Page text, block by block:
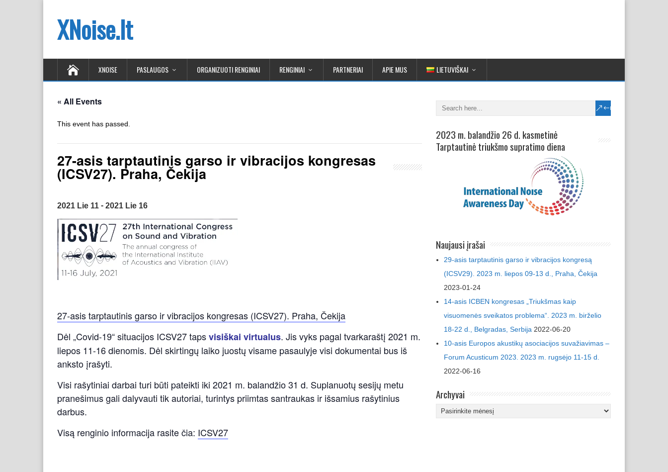
XNoise.lt
XNOISE PASLAUGOS ORGANIZUOTI RENGINIAI RENGINIAI PARTNERIAI APIE MUS LIETUVIŠKAI
« All Events
This event has passed.
27-asis tarptautinis garso ir vibracijos kongresas
(ICSV27). Praha, Čekija
2021 Lie 11 - 2021 Lie 16
27-asis tarptautinis garso ir vibracijos kongresas (ICSV27). Praha, Čekija
Dėl „Covid-19“ situacijos ICSV27 tapsvisiškai virtualus. Jis vyks pagal tvarkaraštį 2021 m.
liepos 11-16 dienomis. Dėl skirtingų laiko juostų visame pasaulyje visi dokumentai bus iš
anksto įrašyti.
Visi rašytiniai darbai turi būti pateikti iki 2021 m. balandžio 31 d. Suplanuotų sesijų metu
pranešimus gali dalyvauti tik autoriai, turintys priimtas santraukas ir išsamius rašytinius
darbus.
Visą renginio informacija rasite čia: ICSV27
2023 m. balandžio 26 d. kasmetinė
Tarptautinė triukšmo supratimo diena
Naujausi įrašai
29-asis tarptautinis garso ir vibracijos kongresą
(ICSV29). 2023 m. liepos 09-13 d., Praha, Čekija
2023-01-24
14-asis ICBEN kongresas „Triukšmas kaip
visuomenės sveikatos problema“. 2023 m. birželio
18-22 d., Belgradas, Serbija 2022-06-20
10-asis Europos akustikų asociacijos suvažiavimas –
Forum Acusticum 2023. 2023 m. rugsėjo 11-15 d.
2022-06-16
Archyvai
Archyvai